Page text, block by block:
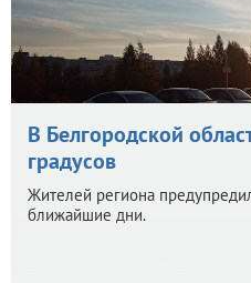
В Белгородской
градусов
Жителей региона
ближайшие дни.